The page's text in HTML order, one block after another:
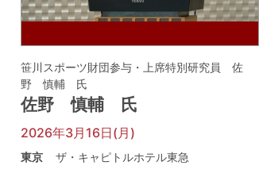
笹川スポーツ財団参与・上席特別研究員 佐
野 慎輔 氏
佐野 慎輔 氏
2026年3月16日(月)
東京 ザ・キャピトルホテル東急